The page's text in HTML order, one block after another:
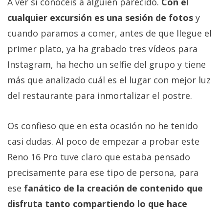
cualquier excursión es una sesión de fotos y
cuando paramos a comer, antes de que llegue el
primer plato, ya ha grabado tres vídeos para
Instagram, ha hecho un selfie del grupo y tiene
más que analizado cuál es el lugar con mejor luz
del restaurante para inmortalizar el postre.
Os confieso que en esta ocasión no he tenido
casi dudas. Al poco de empezar a probar este
Reno 16 Pro tuve claro que estaba pensado
precisamente para ese tipo de persona, para
ese fanático de la creación de contenido que
disfruta tanto compartiendo lo que hace